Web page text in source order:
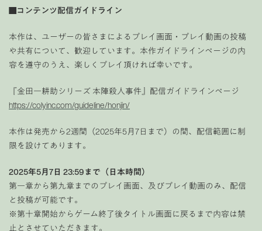
■コンテンツ配信ガイドライン
本作は、ユーザーの皆さまによるプレイ画面・プレイ動画の投稿
や共有について、歓迎しています。本作ガイドラインページの内
容を遵守のうえ、楽しくプレイ頂ければ幸いです。
『金田一耕助シリーズ 本陣殺人事件』配信ガイドラインページ
https://colyinc.com/guideline/honjin/
本作は発売から2週間（2025年5月7日まで）の間、配信範囲に制
限を設けてあります。
2025年5月7日 23:59まで（日本時間）
第一章から第九章までのプレイ画面、及びプレイ動画のみ、配信
と投稿が可能です。
※第十章開始からゲーム終了後タイトル画面に戻るまで内容は禁
止とさせていただきます。